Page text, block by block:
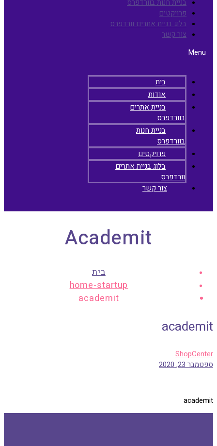
בניית חנות בוורדפרס
פרויקטים
בלוג בניית אתרים וורדפרס
צור קשר
Menu
בית
אודות
בניית אתרים
בוורדפרס
בניית חנות
בוורדפרס
פרויקטים
בלוג בניית אתרים
וורדפרס
צור קשר
Academit
בית
home-startup
academit
academit
ShopCenter
ספטמבר 23, 2020
academit